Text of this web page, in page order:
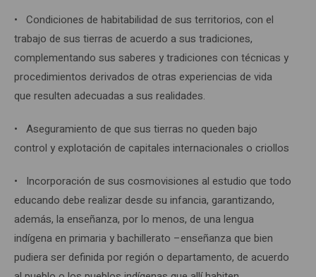
• Condiciones de habitabilidad de sus territorios, con el
trabajo de sus tierras de acuerdo a sus tradiciones,
complementando sus saberes y tradiciones con técnicas y
procedimientos derivados de otras experiencias de vida
que resulten adecuadas a sus realidades.
• Aseguramiento de que sus tierras no queden bajo
control y explotación de capitales internacionales o criollos
• Incorporación de sus cosmovisiones al estudio que todo
educando debe realizar desde su infancia, garantizando,
además, la enseñanza, por lo menos, de una lengua
indígena en primaria y bachillerato –enseñanza que bien
pudiera ser definida por región o departamento, de acuerdo